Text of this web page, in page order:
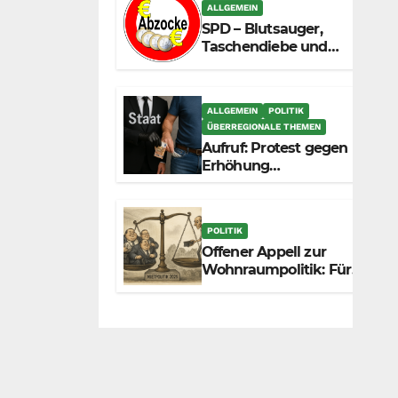
zunehmend unter die
Räder.
ALLGEMEIN
SPD – Blutsauger,
Taschendiebe und
ALLGEMEIN
POLITIK
ÜBERREGIONALE THEMEN
Aufruf: Protest gegen
Erhöhung
POLITIK
Offener Appell zur
Wohnraumpolitik: Für
mehr Fairness